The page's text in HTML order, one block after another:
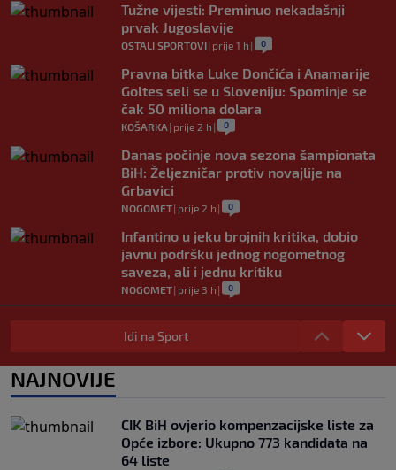
Tužne vijesti: Preminuo nekadašnji
prvak Jugoslavije
OSTALI SPORTOVI| prije 1 h | 0
Pravna bitka Luke Dončića i Anamarije
Goltes seli se u Sloveniju: Spominje se
čak 50 miliona dolara
KOŠARKA | prije 2 h | 0
Danas počinje nova sezona šampionata
BiH: Željezničar protiv novajlije na
Grbavici
NOGOMET| prije 2 h | 0
Infantino u jeku brojnih kritika, dobio
javnu podršku jednog nogometnog
saveza, ali i jednu kritiku
NOGOMET| prije 3 h | 0
Trafford postao treći najskuplji golman u
historiji fudbala
Idi na Sport
NAJNOVIJE
CIK BiH ovjerio kompenzacijske liste za
Opće izbore: Ukupno 773 kandidata na
64 liste